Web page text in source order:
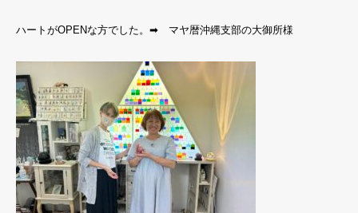
ハートがOPENな方でした。➡ マヤ暦沖縄支部の大御所様